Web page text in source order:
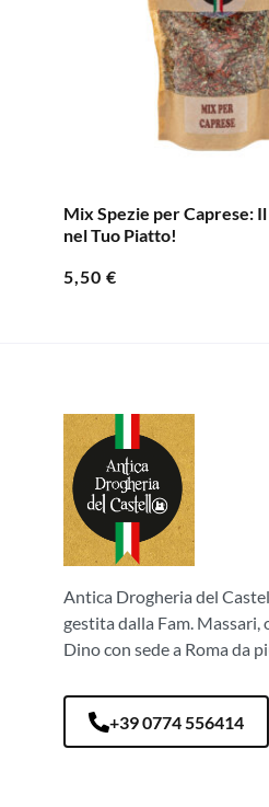
Mix Spezie per Caprese:
nel Tuo Piatto!
5,50 €
Antica Drogheria del
gestita dalla Fam. Massari,
Dino con sede a Roma da
+39 0774 556414